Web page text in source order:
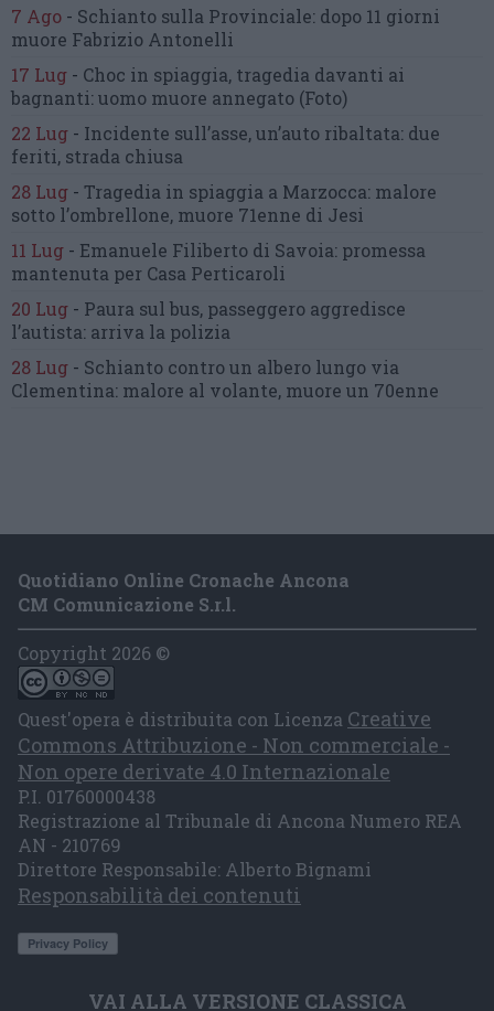
7 Ago - Schianto sulla Provinciale: dopo 11 giorni
muore Fabrizio Antonelli
17 Lug - Choc in spiaggia, tragedia davanti ai
bagnanti:uomo muore annegato (Foto)
22 Lug - Incidente sull’asse, un’auto ribaltata: due
feriti, strada chiusa
28 Lug - Tragedia in spiaggia a Marzocca: malore
sotto l’ombrellone, muore 71enne di Jesi
11 Lug - Emanuele Filiberto di Savoia: promessa
mantenuta per Casa Perticaroli
20 Lug - Paura sul bus, passeggero aggredisce
l’autista: arriva la polizia
28 Lug - Schianto contro un albero lungo via
Clementina: malore al volante, muore un 70enne
Quotidiano Online Cronache Ancona
CM Comunicazione S.r.l.
Copyright 2026 ©
Quest'opera è distribuita con Licenza Creative
Commons Attribuzione - Non commerciale -
Non opere derivate 4.0 Internazionale
P.I. 01760000438
Registrazione al Tribunale di Ancona Numero REA
AN - 210769
Direttore Responsabile: Alberto Bignami
Responsabilità dei contenuti
VAI ALLA VERSIONE CLASSICA